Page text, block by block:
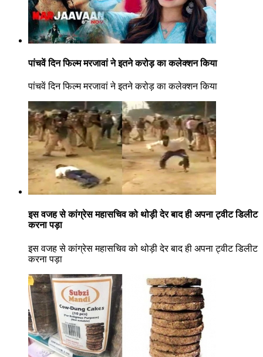
पांचवें दिन फिल्म मरजावां ने इतने करोड़ का कलेक्शन किया
पांचवें दिन फिल्म मरजावां ने इतने करोड़ का कलेक्शन किया
इस वजह से कांग्रेस महासचिव को थोड़ी देर बाद ही अपना ट्वीट डिलीट
करना पड़ा
इस वजह से कांग्रेस महासचिव को थोड़ी देर बाद ही अपना ट्वीट डिलीट
करना पड़ा